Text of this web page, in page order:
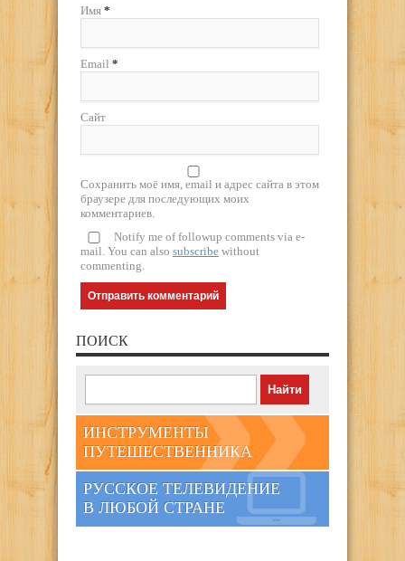
Имя *
Email *
Сайт
Сохранить моё имя, email и адрес сайта в этом
браузере для последующих моих
комментариев.
Notify me of followup comments via e-
mail. You can also subscribe without
commenting.
ПОИСК
ИНСТРУМЕНТЫ
ПУТЕШЕСТВЕННИКА
РУССКОЕ ТЕЛЕВИДЕНИЕ
В ЛЮБОЙ СТРАНЕ